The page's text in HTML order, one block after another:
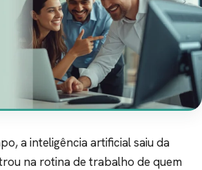
a inteligência artificial saiu da
na rotina de trabalho de quem